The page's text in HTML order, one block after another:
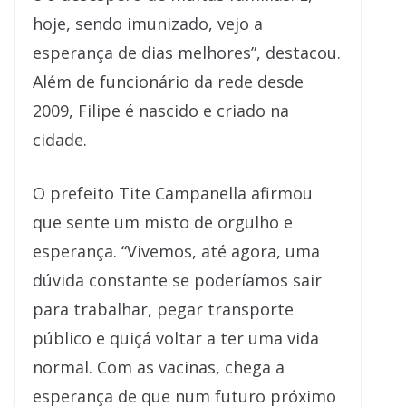
hoje, sendo imunizado, vejo a
esperança de dias melhores”, destacou.
Além de funcionário da rede desde
2009, Filipe é nascido e criado na
cidade.
O prefeito Tite Campanella afirmou
que sente um misto de orgulho e
esperança. “Vivemos, até agora, uma
dúvida constante se poderíamos sair
para trabalhar, pegar transporte
público e quiçá voltar a ter uma vida
normal. Com as vacinas, chega a
esperança de que num futuro próximo